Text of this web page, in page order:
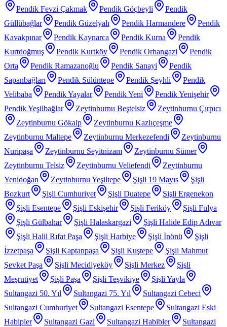
Pendik Fevzi Çakmak
Pendik Göçbeyli
Pendik
Güllübağlar
Pendik Güzelyalı Pendik Harmandere
Pendik
Kavakpınar
Pendik Kaynarca Pendik Kurna
Pendik
Kurtdoğmuş
Pendik Kurtköy Pendik Orhangazi
Pendik
Orta
Pendik Ramazanoğlu Pendik Sanayi
Pendik
Sapanbağları
Pendik Sülüntepe Pendik Şeyhli
Pendik
Velibaba
Pendik Yayalar Pendik Yeni
Pendik Yenişehir
Pendik Yeşilbağlar
Zeytinburnu Beştelsiz
Zeytinburnu Çırpıcı
Zeytinburnu Gökalp
Zeytinburnu Kazlıçeşme
Zeytinburnu Maltepe
Zeytinburnu Merkezefendi
Zeytinburnu
Nuripaşa
Zeytinburnu Seyitnizam
Zeytinburnu Sümer
Zeytinburnu Telsiz
Zeytinburnu Veliefendi
Zeytinburnu
Yenidoğan
Zeytinburnu Yeşiltepe Şişli 19 Mayıs
Şişli
Bozkurt
Şişli Cumhuriyet Şişli Duatepe
Şişli Ergenekon
Şişli Esentepe
Şişli Eskişehir Şişli Feriköy
Şişli Fulya
Şişli Gülbahar
Şişli Halaskargazi
Şişli Halide Edip Adıvar
Şişli Halil Rıfat Paşa
Şişli Harbiye Şişli İnönü
Şişli
İzzetpaşa
Şişli Kaptanpaşa Şişli Kuştepe
Şişli Mahmut
Şevket Paşa
Şişli Mecidiyeköy Şişli Merkez
Şişli
Meşrutiyet
Şişli Paşa Şişli Teşvikiye
Şişli Yayla
Sultangazi 50. Yıl
Sultangazi 75. Yıl
Sultangazi Cebeci
Sultangazi Cumhuriyet
Sultangazi Esentepe
Sultangazi Eski
Habipler
Sultangazi Gazi Sultangazi Habibler
Sultangazi